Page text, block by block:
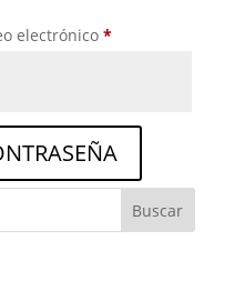
electrónico *Obligatorio
Buscar